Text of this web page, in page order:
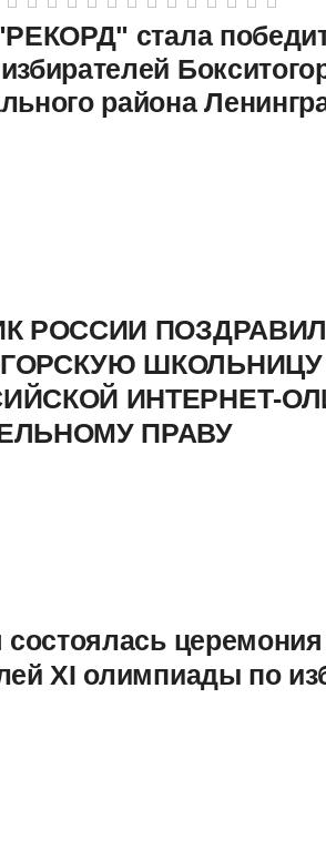
стала
района
РОССИИ
ИНТЕРНЕТ-
ПРАВУ
состоялась
XI олимпиады по